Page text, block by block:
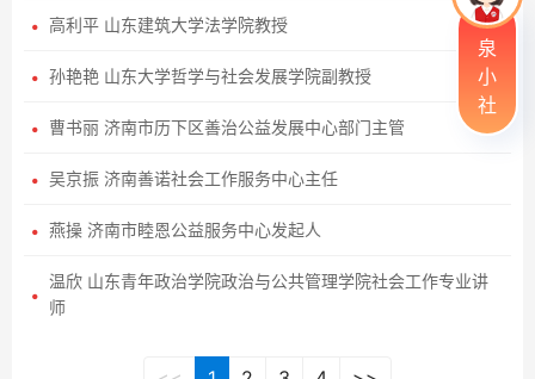
高利平 山东建筑大学法学院教授
孙艳艳 山东大学哲学与社会发展学院副教授
曹书丽 济南市历下区善治公益发展中心部门主管
吴京振 济南善诺社会工作服务中心主任
燕操 济南市睦恩公益服务中心发起人
温欣 山东青年政治学院政治与公共管理学院社会工作专业讲
师
泉
小
社